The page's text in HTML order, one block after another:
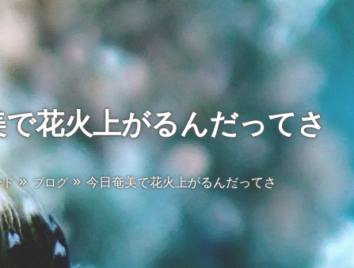
花火上がるんだってさ
ブログ 今日奄美で花火上がるんだってさ